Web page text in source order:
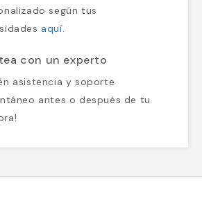
según tus
aquí.
con un experto
asistencia y soporte
antes o después de tu